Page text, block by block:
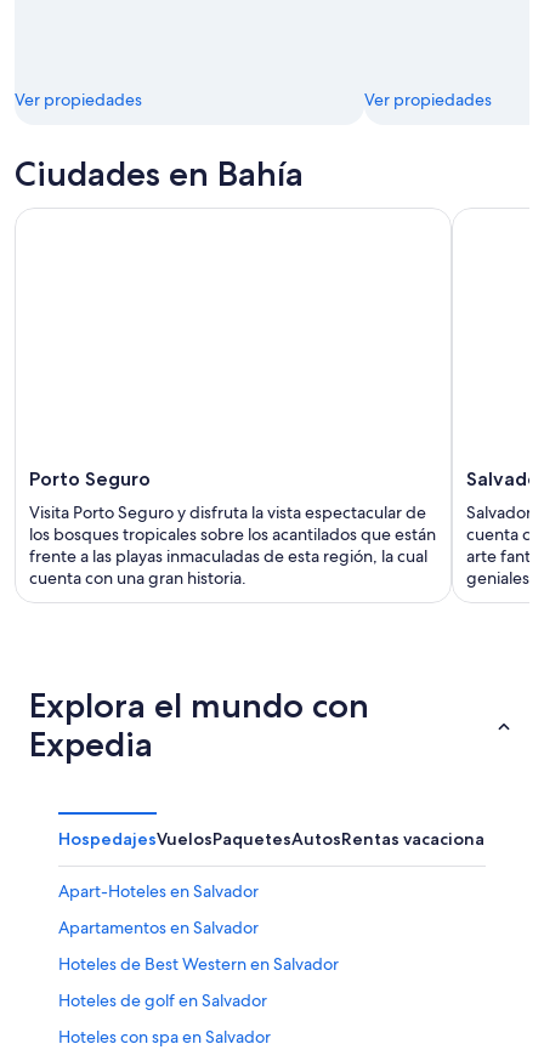
Ver propiedades Ver propiedades
Ciudades en Bahía
Porto Seguro
Visita Porto Seguro y disfruta la vista espectacular de
los bosques tropicales sobre los acantilados que están
frente a las playas inmaculadas de esta región, la cual
cuenta con una gran historia.
Salvador
cuenta
arte
geniales
Explora el mundo con
Expedia
HospedajesVuelosPaquetesAutosRentas vacacionales
Apart-Hoteles en Salvador
Apartamentos en Salvador
Hoteles de Best Western en Salvador
Hoteles de golf en Salvador
Hoteles con spa en Salvador